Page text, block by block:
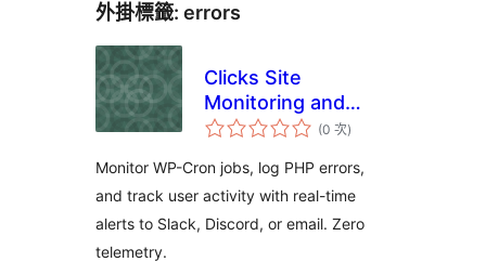
外掛標籤: errors
Clicks Site
Monitoring and
Audit Logs
(0 次評
分
數
)
Monitor WP-Cron jobs, log PHP errors,
and track user activity with real-time
alerts to Slack, Discord, or email. Zero
telemetry.